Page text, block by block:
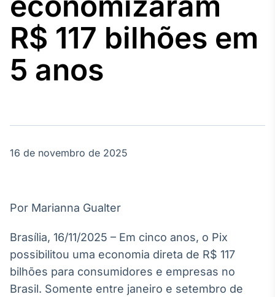
Agro
Tudo sobre o
agronegócio
no Brasil
Broadcast
White Label
R$ 117 bilhões em
5 anos
16 de novembro de 2025
Por Marianna Gualter
Brasília, 16/11/2025 – Em cinco anos, o Pix
possibilitou uma economia direta de R$ 117
bilhões para consumidores e empresas no
Brasil. Somente entre janeiro e setembro de